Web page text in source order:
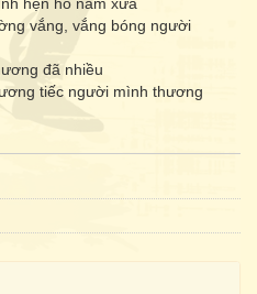
vắng, vắng bóng người
đã nhiều
tiếc người mình thương